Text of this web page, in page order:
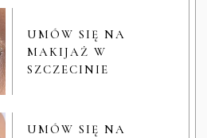
UMÓW SIĘ NA
MAKIJAŻ W
SZCZECINIE
UMÓW SIĘ NA